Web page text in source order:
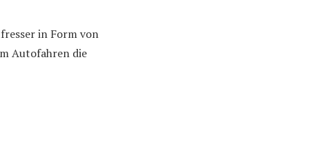
in Form von
Autofahren die